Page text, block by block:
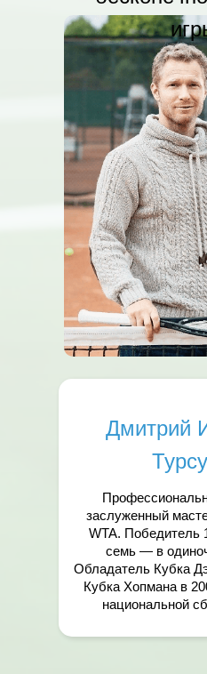
Дмитрий
заслуженный
WTA. Победитель
семь — в
Обладатель Кубка
Кубка Хопмана в
национальной